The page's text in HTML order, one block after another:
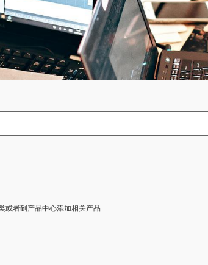
或者到产品中心添加相关产品